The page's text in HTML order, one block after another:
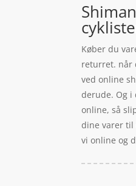
Køber du
returret. når
ved online
derude. Og i
online, så
dine varer til
vi online og